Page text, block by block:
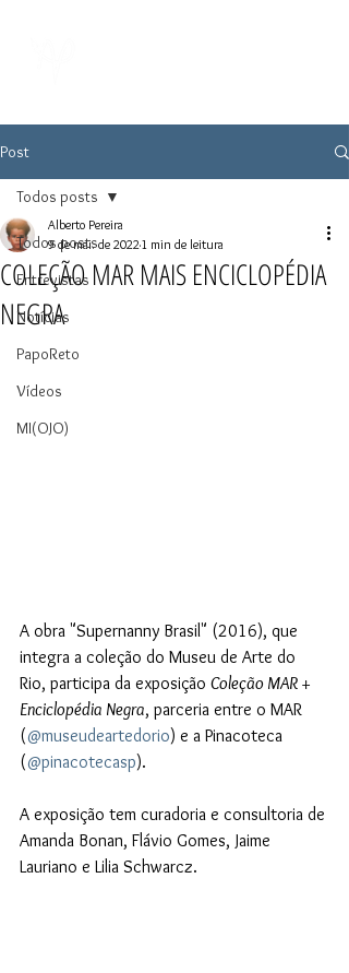
Post
Todos posts
Entrevistas
Notícias
PapoReto
Vídeos
MI(OJO)
Todos posts
COLEÇÃO MAR MAIS ENCICLOPÉDIA
NEGRA
Alberto Pereira
9 de mai. de 20221 min de leitura
A obra "Supernanny Brasil" (2016), que
integra a coleção do Museu de Arte do
Rio, participa da exposição Coleção MAR +
Enciclopédia Negra, parceria entre o MAR
(@museudeartedorio) e a Pinacoteca
(@pinacotecasp).
A exposição tem curadoria e consultoria de
Amanda Bonan, Flávio Gomes, Jaime
Lauriano e Lilia Schwarcz.